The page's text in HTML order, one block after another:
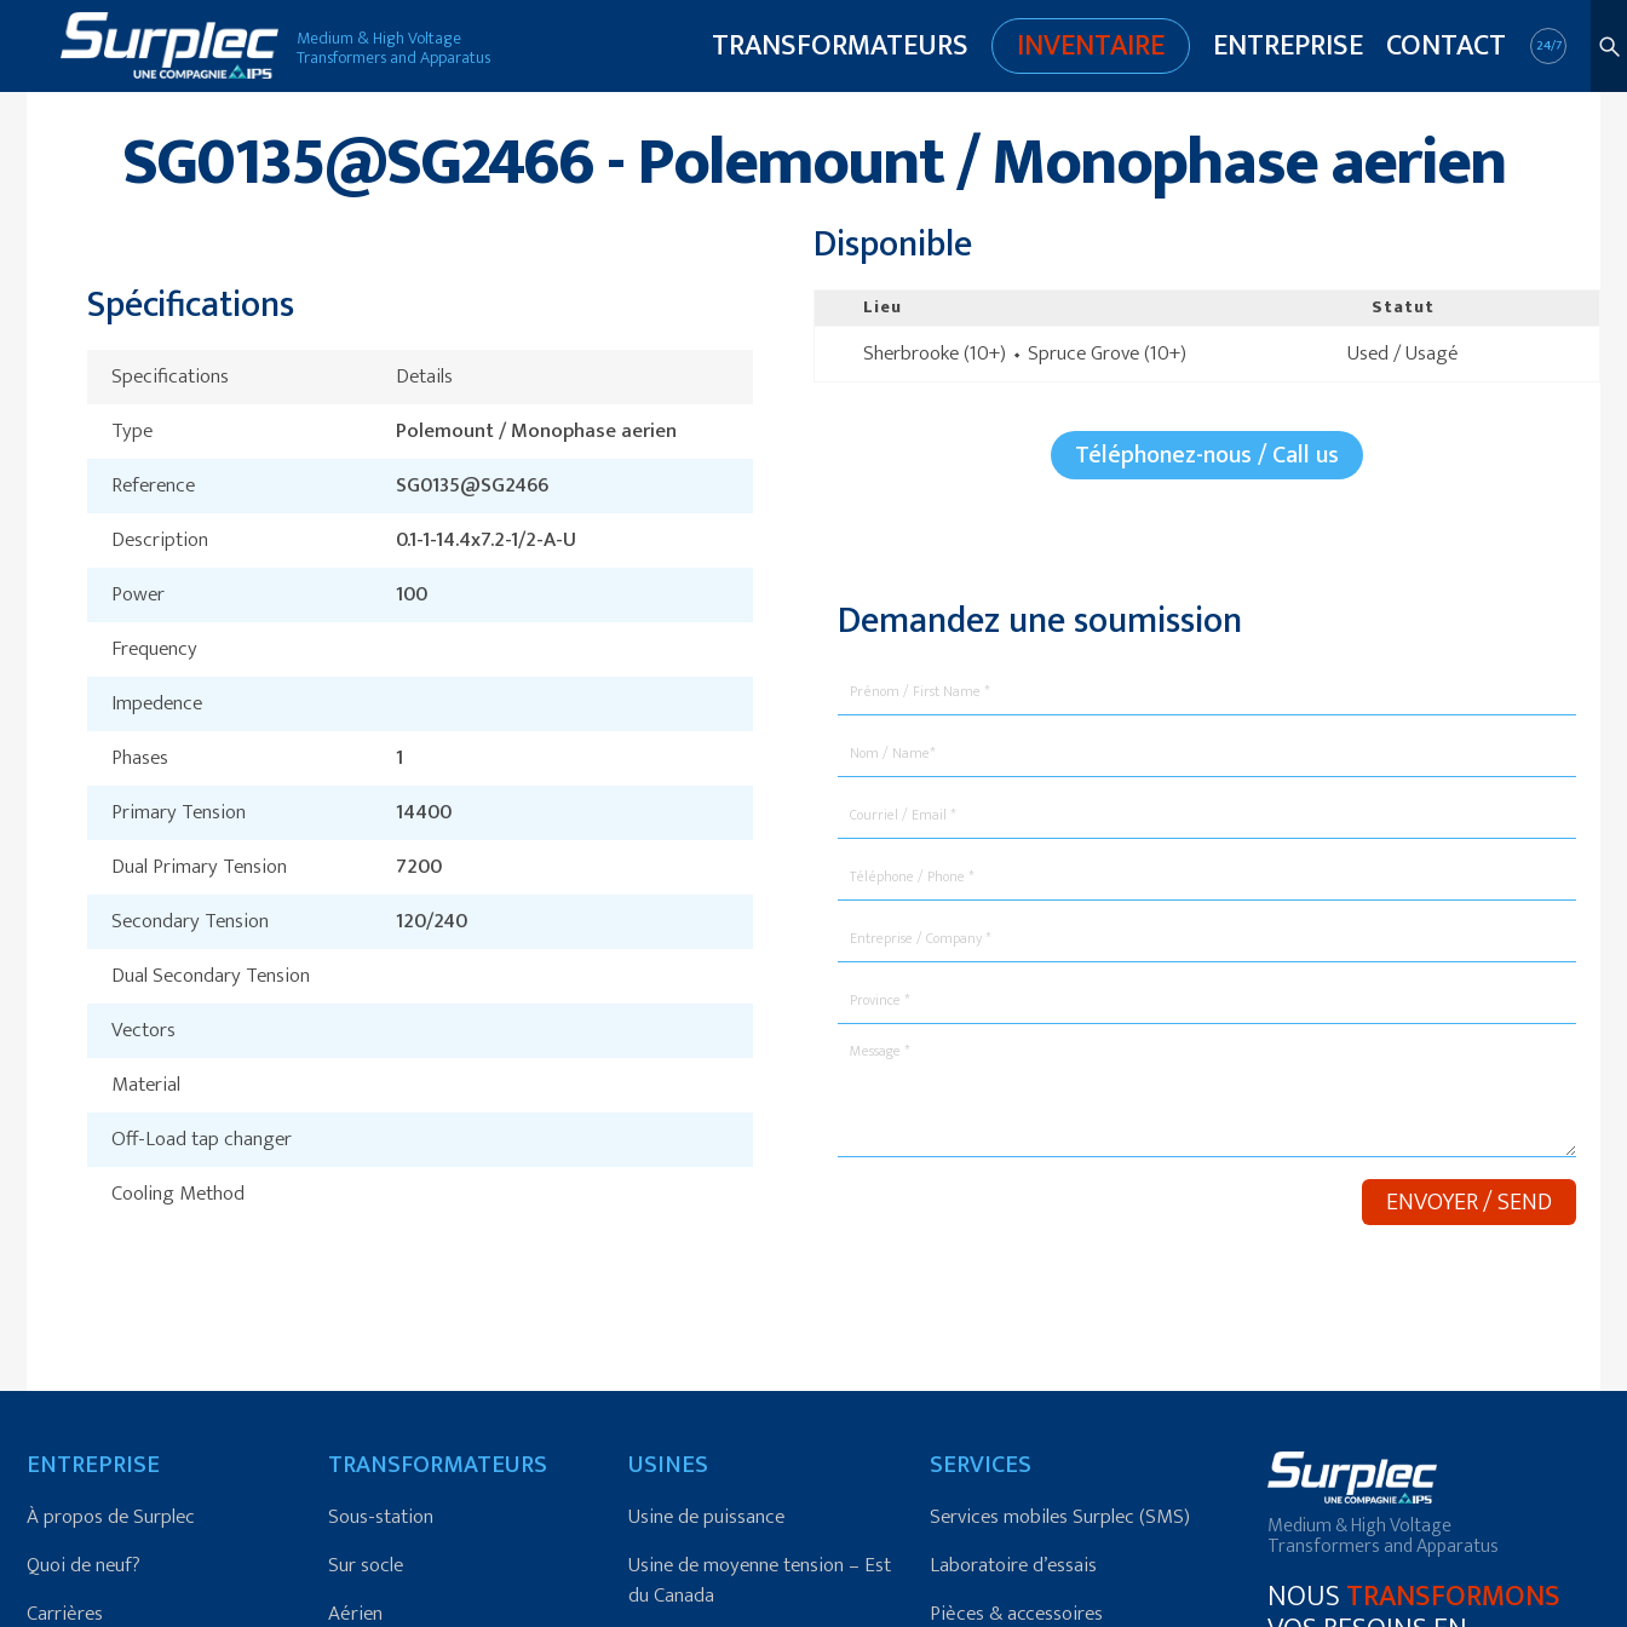
Medium & High Voltage
Transformers and Apparatus 24/7
TRANSFORMATEURS INVENTAIRE ENTREPRISE CONTACT
SG0135@SG2466 - Polemount / Monophase aerien
Spécifications
Specifications
Details
Type
Polemount / Monophase aerien
Reference
SG0135@SG2466
Description
0.1-1-14.4x7.2-1/2-A-U
Power
100
Frequency
Impedence
Phases
1
Primary Tension
14400
Dual Primary Tension
7200
Secondary Tension
120/240
Dual Secondary Tension
Vectors
Material
Off-Load tap changer
Cooling Method
Disponible
Lieu Statut
Sherbrooke (10+) ⬩ Spruce Grove (10+) Used / Usagé
Téléphonez-nous / Call us
Demandez une soumission
ENTREPRISE
À propos de Surplec
Quoi de neuf?
Carrières
TRANSFORMATEURS
Sous-station
Sur socle
Aérien
USINES
Usine de puissance
Usine de moyenne tension – Est
du Canada
SERVICES
Services mobiles Surplec (SMS)
Laboratoire d’essais
Pièces & accessoires
Medium & High Voltage
Transformers and Apparatus
NOUSTRANSFORMONS